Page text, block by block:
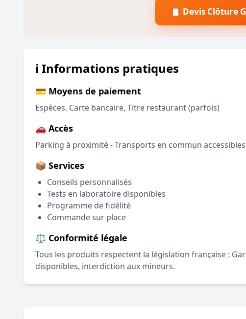
📋 Devis Clôture
ℹ️ Informations pratiques
💳 Moyens de paiement
Espèces, Carte bancaire, Titre restaurant (parfois)
🚗 Accès
Parking à proximité - Transports en commun accessibles
📦 Services
Conseils personnalisés
Tests en laboratoire disponibles
Programme de fidélité
Commande sur place
⚖️ Conformité légale
Tous les produits respectent la législation française :
disponibles, interdiction aux mineurs.